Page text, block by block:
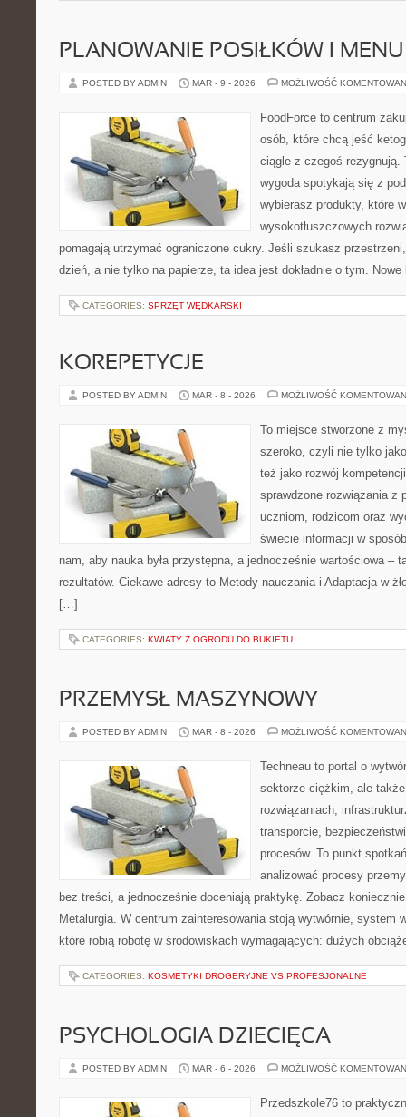
PLANOWANIE POSIŁKÓW I MENU
POSTED BY ADMIN MAR - 9 - 2026 MOŻLIWOŚĆ
FoodForce to centrum
osób, które chcą jeść
ciągle z czegoś rezygnują.
wygoda spotykają się z
wybierasz produkty, które
wysokotłuszczowych
pomagają utrzymać ograniczone cukry. Jeśli szukasz
dzień, a nie tylko na papierze, ta idea jest dokładnie o tym.
CATEGORIES: SPRZĘT WĘDKARSKI
KOREPETYCJE
POSTED BY ADMIN MAR - 8 - 2026 MOŻLIWOŚĆ
To miejsce stworzone z
szeroko, czyli nie tylko
też jako rozwój
sprawdzone rozwiązania z
uczniom, rodzicom oraz
świecie informacji w
nam, aby nauka była przystępna, a jednocześnie wartościowa –
rezultatów. Ciekawe adresy to Metody nauczania i Adaptacja w
[…]
CATEGORIES: KWIATY Z OGRODU DO BUKIETU
PRZEMYSŁ MASZYNOWY
POSTED BY ADMIN MAR - 8 - 2026 MOŻLIWOŚĆ
Techneau to portal o
sektorze ciężkim, ale
rozwiązaniach,
transporcie,
procesów. To punkt
analizować procesy
bez treści, a jednocześnie doceniają praktykę. Zobacz
Metalurgia. W centrum zainteresowania stoją wytwórnie, system
które robią robotę w środowiskach wymagających: dużych
CATEGORIES: KOSMETYKI DROGERYJNE VS PROFESJONALNE
PSYCHOLOGIA DZIECIĘCA
POSTED BY ADMIN MAR - 6 - 2026 MOŻLIWOŚĆ
Przedszkole76 to